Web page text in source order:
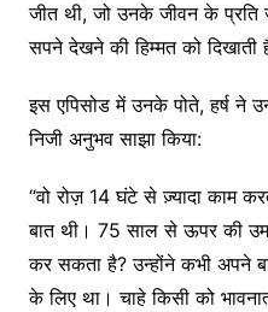
जीत थी, जो उनके जीवन के प्रति
सपने देखने की हिम्मत को दिखाती
इस एपिसोड में उनके पोते, हर्ष ने
निजी अनुभव साझा किया:
“वो रोज़ 14 घंटे से ज़्यादा काम
बात थी। 75 साल से ऊपर की
कर सकता है? उन्होंने कभी अपने
के लिए था। चाहे किसी को